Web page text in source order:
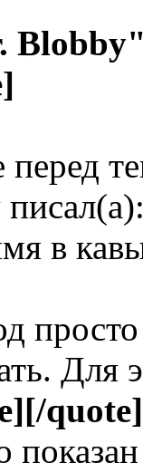
перед
в
Для
quote]